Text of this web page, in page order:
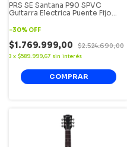
PRS SE Santana P90 SPVC
Guitarra Electrica Puente Fijo
-30% OFF
$1.769.999,00 $2.524.690,00
3 x $589.999,67 sin interés